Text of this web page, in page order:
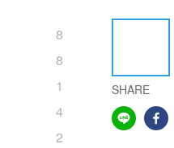
8
8
1
4
2
SHARE